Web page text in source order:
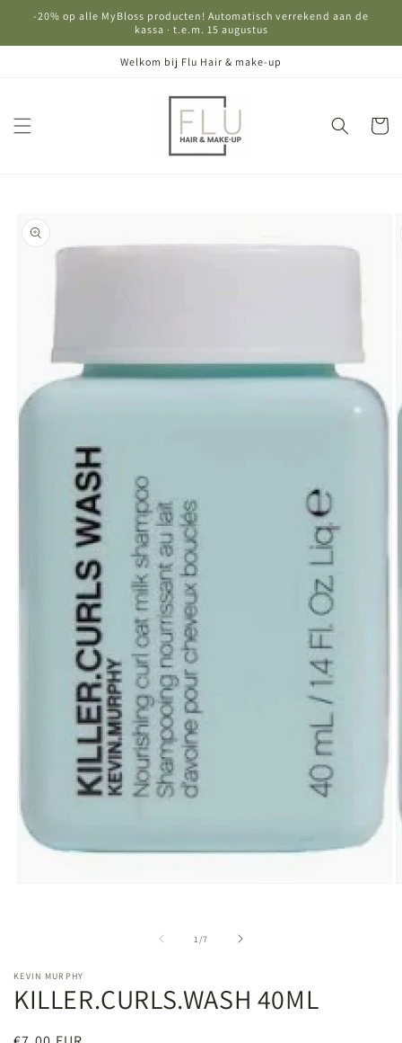
naar de
-20% op alle MyBloss producten! Automatisch verrekend aan de
kassa · t.e.m. 15 augustus
Welkom bij Flu Hair & make-up
direct naar
1/van
7
KEVIN MURPHY
KILLER.CURLS.WASH 40ML